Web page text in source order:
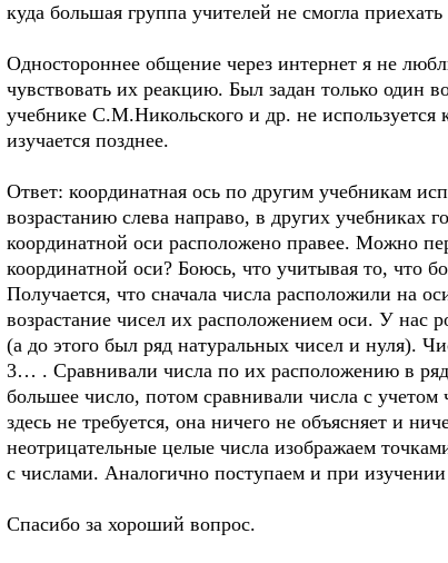
куда большая группа учителей не смогла
Одностороннее общение через интернет я не
чувствовать их реакцию. Был задан только один
учебнике С.М.Никольского и др. не используется
изучается позднее.
Ответ: координатная ось по другим учебникам
возрастанию слева направо, в других учебниках
координатной оси расположено правее. Можно
координатной оси? Боюсь, что учитывая то, что
Получается, что сначала числа расположили на
возрастание чисел их расположением оси. У нас
(а до этого был ряд натуральных чисел и нуля).
3… . Сравнивали числа по их расположению в
большее число, потом сравнивали числа с
здесь не требуется, она ничего не объясняет и
неотрицательные целые числа изображаем
с числами. Аналогично поступаем и при
Спасибо за хороший вопрос.